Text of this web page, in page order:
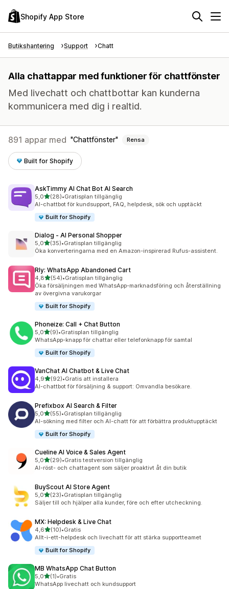
Shopify App Store
Butikshantering Support Chatt
Alla chattappar med funktioner för chattfönster
Med livechatt och chattbottar kan kunderna
kommunicera med dig i realtid.
891 appar med Chattfönster Rensa
Built for Shopify
AskTimmy AI Chat Bot AI Search
5,0av 5 stjärnor
(28)
28 recensioner totalt
•Gratisplan tillgänglig
AI-chattbot för kundsupport, FAQ, helpdesk, sök och upptäckt
Built for Shopify
Dialog ‑ AI Personal Shopper
5,0av 5 stjärnor
(35)
35 recensioner totalt
•Gratisplan tillgänglig
Öka konverteringarna med en Amazon-inspirerad Rufus-assistent.
Rly: WhatsApp Abandoned Cart
4,8av 5 stjärnor
(54)
54 recensioner totalt
•Gratisplan tillgänglig
Öka försäljningen med WhatsApp-marknadsföring och återställning
av övergivna varukorgar
Built for Shopify
Phoneize: Call + Chat Button
5,0av 5 stjärnor
(9)
9 recensioner totalt
•Gratisplan tillgänglig
WhatsApp-knapp för chattar eller telefonknapp för samtal
Built for Shopify
VanChat AI Chatbot & Live Chat
4,9av 5 stjärnor
(92)
92 recensioner totalt
•Gratis att installera
AI-chattbot för försäljning & support: Omvandla besökare.
Prefixbox AI Search & Filter
5,0av 5 stjärnor
(55)
55 recensioner totalt
•Gratisplan tillgänglig
AI-sökning med filter och AI-chatt för att förbättra produktupptäckt
Built for Shopify
Cueline AI Voice & Sales Agent
5,0av 5 stjärnor
(29)
29 recensioner totalt
•Gratis testversion tillgänglig
AI-röst- och chattagent som säljer proaktivt åt din butik
BuyScout AI Store Agent
5,0av 5 stjärnor
(23)
23 recensioner totalt
•Gratisplan tillgänglig
Säljer till och hjälper alla kunder, före och efter utcheckning.
MX: Helpdesk & Live Chat
4,6av 5 stjärnor
(10)
10 recensioner totalt
•Gratis
Allt-i-ett-helpdesk och livechatt för att stärka supportteamet
Built for Shopify
MB WhatsApp Chat Button
5,0av 5 stjärnor
(1)
1 recensioner totalt
•Gratis
WhatsApp livechatt och kundsupport